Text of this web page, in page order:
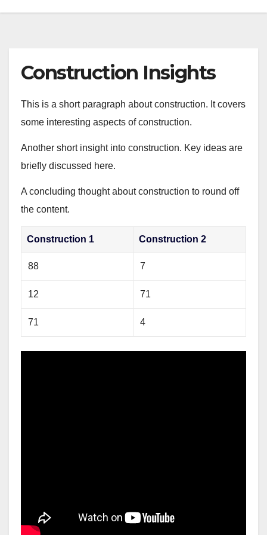
Construction Insights
This is a short paragraph about construction. It covers
some interesting aspects of construction.
Another short insight into construction. Key ideas are
briefly discussed here.
A concluding thought about construction to round off
the content.
Construction 1 Construction 2
88 7
12 71
71 4